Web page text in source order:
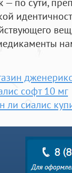
софт 10 мг
ли сиалис